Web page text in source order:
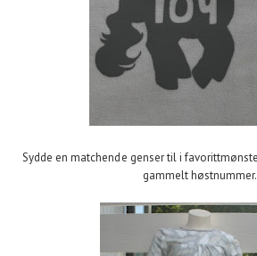
Sydde en matchende genser til i
gammelt høstnummer.